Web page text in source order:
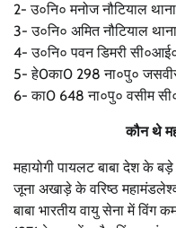
2- उ०नि० मनोज नौटियाल
3- उ०नि० अमित नौटियाल
4- उ०नि० पवन डिमरी
5- हे0का0 298 ना०पु०
6- का0 648 ना०पु० वसीम
कौन थे
महायोगी पायलट बाबा देश के
जूना अखाड़े के वरिष्ठ
बाबा भारतीय वायु सेना में विंग